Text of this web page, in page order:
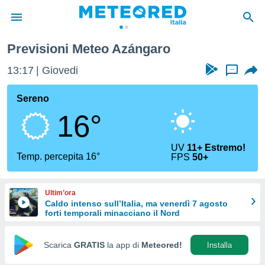
di
per
le
di
Web
Previsioni Meteo Azángaro
13:17 Giovedi ...
Sereno
16°
Temp. percepita 16°
UV 11+ Estremo!
FPS50+
Ultim’ora
Caldo intenso sull’Italia, ma venerdì 7 agosto
forti temporali minacciano il Nord
Scarica GRATIS la app di Meteored! Installa